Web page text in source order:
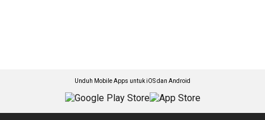
Unduh Mobile Apps untuk iOS dan Android